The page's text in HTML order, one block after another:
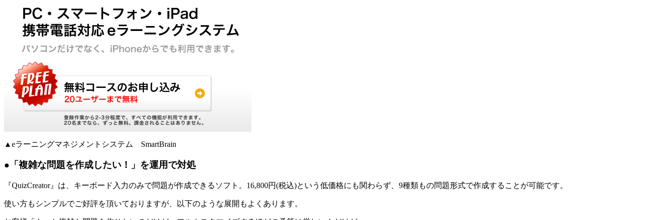
▲eラーニングマネジメントシステム SmartBrain
●「複雑な問題を作成したい！」を運用で対処
『QuizCreator』は、キーボード入力のみで問題が作成できるソフト。16,800円(税込)という低価格にも関わらず、9種類もの問題形式で作成することが可能です。
使い方もシンプルでご好評を頂いておりますが、以下のような展開もよくあります。